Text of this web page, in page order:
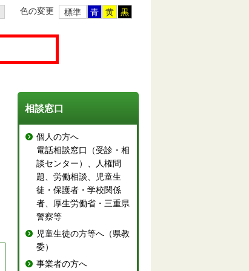
色の変更 標準 青 黄 黒
相談窓口
個人の方へ
電話相談窓口（受診・相
談センター）、人権問
題、労働相談、児童生
徒・保護者・学校関係
者、厚生労働省・三重県
警察等
児童生徒の方等へ（県教
委）
事業者の方へ